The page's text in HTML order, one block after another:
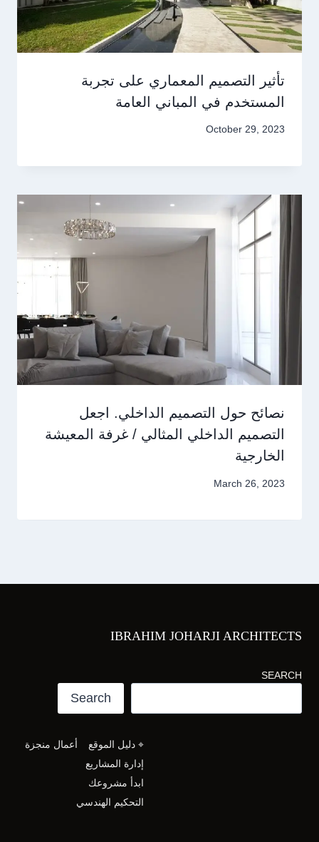
تأثير التصميم المعماري على تجربة
المستخدم في المباني العامة
October 29, 2023
نصائح حول التصميم الداخلي. اجعل
التصميم الداخلي المثالي / غرفة المعيشة
الخارجية
March 26, 2023
IBRAHIM JOHARJI ARCHITECTS
SEARCH
Search
⌖ دليل الموقع
أعمال منجزة
إدارة المشاريع
ابدأ مشروعك
التحكيم الهندسي